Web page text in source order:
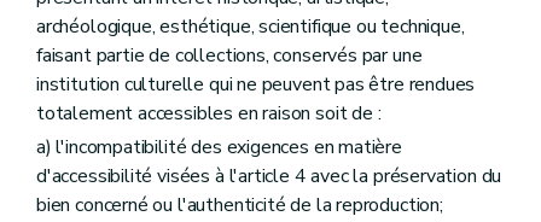
archéologique, esthétique, scientifique ou technique,
faisant partie de collections, conservés par une
institution culturelle qui ne peuvent pas être rendues
totalement accessibles en raison soit de :
a) l'incompatibilité des exigences en matière
d'accessibilité visées à l'article 4 avec la préservation du
bien concerné ou l'authenticité de la reproduction;